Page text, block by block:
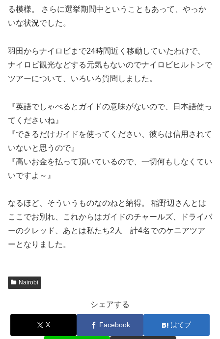
る模様。 さらに選挙期間中ということもあって、やっか
いな状況でした。
羽田からナイロビまで24時間近く移動していたわけで、
ナイロビ観光などする元気もないのでナイロビヒルトンで
ツアーについて、いろいろ質問しました。
『英語でしゃべるとガイドの意味がないので、日本語使っ
てくださいね』
『できるだけガイドを使ってください、彼らは信用されて
いないと思うので』
『高いお金を払って頂いているので、一切何もしなくてい
いですよ～』
なるほど、そういうものなのねと納得。 稲野辺さんとは
ここでお別れ、これからはガイドのチャールズ、ドライバ
ーのクレッド、あとは私たち2人 計4名でのケニアツア
ーとなりました。
Nairobi
シェアする
X Facebook はてブ